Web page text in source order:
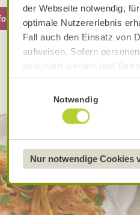
der Webseite notwendig,
optimale Nutzererlebnis
Fall auch den Einsatz von
aufweisen. Sofern
analysiert werden und
Datenverarbeitung und -
Datenschutzerklärung
Näheres über uns
Notwendig
Nur notwendige Cookies